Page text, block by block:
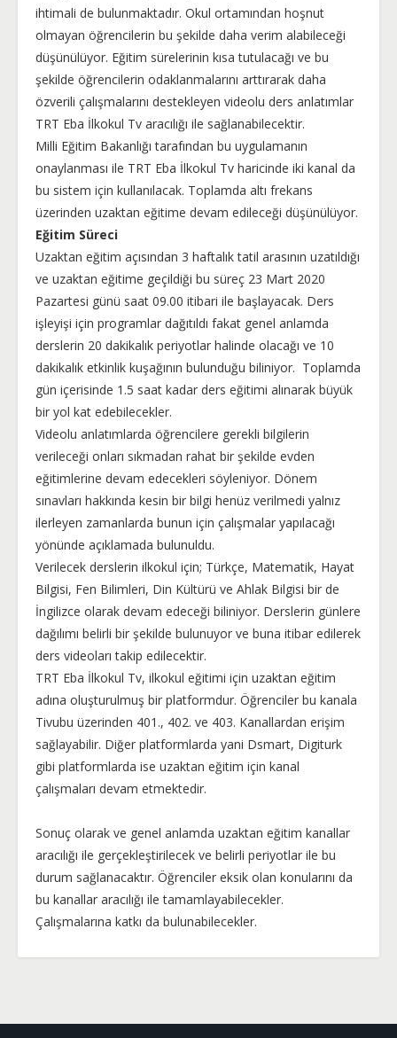
ihtimali de bulunmaktadır. Okul ortamından hoşnut
olmayan öğrencilerin bu şekilde daha verim alabileceği
düşünülüyor. Eğitim sürelerinin kısa tutulacağı ve bu
şekilde öğrencilerin odaklanmalarını arttırarak daha
özverili çalışmalarını destekleyen videolu ders anlatımlar
TRT Eba İlkokul Tv aracılığı ile sağlanabilecektir.
Milli Eğitim Bakanlığı tarafından bu uygulamanın
onaylanması ile TRT Eba İlkokul Tv haricinde iki kanal da
bu sistem için kullanılacak. Toplamda altı frekans
üzerinden uzaktan eğitime devam edileceği düşünülüyor.
Eğitim Süreci
Uzaktan eğitim açısından 3 haftalık tatil arasının uzatıldığı
ve uzaktan eğitime geçildiği bu süreç 23 Mart 2020
Pazartesi günü saat 09.00 itibari ile başlayacak. Ders
işleyişi için programlar dağıtıldı fakat genel anlamda
derslerin 20 dakikalık periyotlar halinde olacağı ve 10
dakikalık etkinlik kuşağının bulunduğu biliniyor. Toplamda
gün içerisinde 1.5 saat kadar ders eğitimi alınarak büyük
bir yol kat edebilecekler.
Videolu anlatımlarda öğrencilere gerekli bilgilerin
verileceği onları sıkmadan rahat bir şekilde evden
eğitimlerine devam edecekleri söyleniyor. Dönem
sınavları hakkında kesin bir bilgi henüz verilmedi yalnız
ilerleyen zamanlarda bunun için çalışmalar yapılacağı
yönünde açıklamada bulunuldu.
Verilecek derslerin ilkokul için; Türkçe, Matematik, Hayat
Bilgisi, Fen Bilimleri, Din Kültürü ve Ahlak Bilgisi bir de
İngilizce olarak devam edeceği biliniyor. Derslerin günlere
dağılımı belirli bir şekilde bulunuyor ve buna itibar edilerek
ders videoları takip edilecektir.
TRT Eba İlkokul Tv, ilkokul eğitimi için uzaktan eğitim
adına oluşturulmuş bir platformdur. Öğrenciler bu kanala
Tivubu üzerinden 401., 402. ve 403. Kanallardan erişim
sağlayabilir. Diğer platformlarda yani Dsmart, Digiturk
gibi platformlarda ise uzaktan eğitim için kanal
çalışmaları devam etmektedir.
Sonuç olarak ve genel anlamda uzaktan eğitim kanallar
aracılığı ile gerçekleştirilecek ve belirli periyotlar ile bu
durum sağlanacaktır. Öğrenciler eksik olan konularını da
bu kanallar aracılığı ile tamamlayabilecekler.
Çalışmalarına katkı da bulunabilecekler.